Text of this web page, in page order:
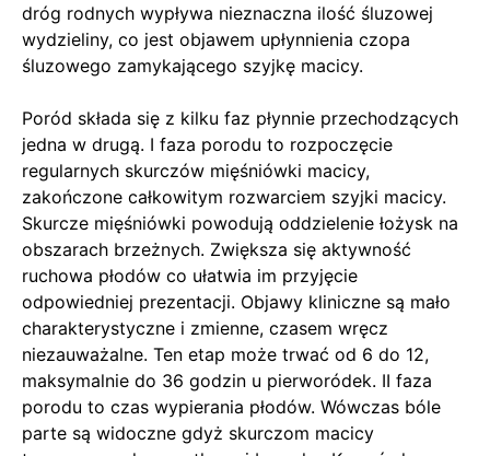
dróg rodnych wypływa nieznaczna ilość śluzowej
wydzieliny, co jest objawem upłynnienia czopa
śluzowego zamykającego szyjkę macicy.
Poród składa się z kilku faz płynnie przechodzących
jedna w drugą. I faza porodu to rozpoczęcie
regularnych skurczów mięśniówki macicy,
zakończone całkowitym rozwarciem szyjki macicy.
Skurcze mięśniówki powodują oddzielenie łożysk na
obszarach brzeżnych. Zwiększa się aktywność
ruchowa płodów co ułatwia im przyjęcie
odpowiedniej prezentacji. Objawy kliniczne są mało
charakterystyczne i zmienne, czasem wręcz
niezauważalne. Ten etap może trwać od 6 do 12,
maksymalnie do 36 godzin u pierworódek. II faza
porodu to czas wypierania płodów. Wówczas bóle
parte są widoczne gdyż skurczom macicy